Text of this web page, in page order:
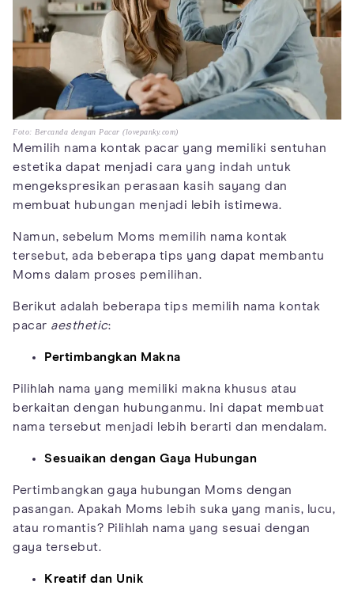
Foto: Bercanda dengan Pacar (lovepanky.com)
Memilih nama kontak pacar yang memiliki sentuhan
estetika dapat menjadi cara yang indah untuk
mengekspresikan perasaan kasih sayang dan
membuat hubungan menjadi lebih istimewa.
Namun, sebelum Moms memilih nama kontak
tersebut, ada beberapa tips yang dapat membantu
Moms dalam proses pemilihan.
Berikut adalah beberapa tips memilih nama kontak
pacar aesthetic:
Pertimbangkan Makna
Pilihlah nama yang memiliki makna khusus atau
berkaitan dengan hubunganmu. Ini dapat membuat
nama tersebut menjadi lebih berarti dan mendalam.
Sesuaikan dengan Gaya Hubungan
Pertimbangkan gaya hubungan Moms dengan
pasangan. Apakah Moms lebih suka yang manis, lucu,
atau romantis? Pilihlah nama yang sesuai dengan
gaya tersebut.
Kreatif dan Unik